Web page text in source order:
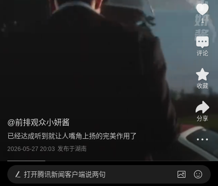
@前排观众小妍酱
已经达成听到就让人嘴角上扬的完美作用了
2026-05-27 20:03 发布于湖南
1
评论
收藏
分享
打开腾讯新闻客户端说两句